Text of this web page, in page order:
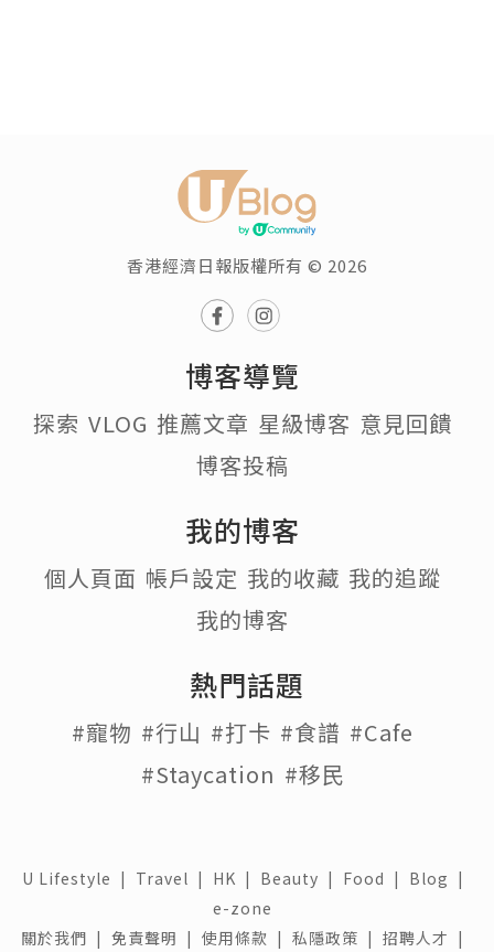
香港經濟日報版權所有 © 2026
博客導覽
探索 VLOG 推薦文章 星級博客 意見回饋
博客投稿
我的博客
個人頁面 帳戶設定 我的收藏 我的追蹤
我的博客
熱門話題
#寵物 #行山 #打卡 #食譜 #Cafe
#Staycation #移民
U Lifestyle | Travel | HK | Beauty | Food | Blog |
e-zone
關於我們 | 免責聲明 | 使用條款 | 私隱政策 | 招聘人才 |